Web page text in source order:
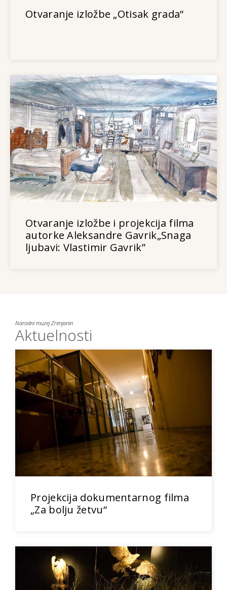
Otvaranje izložbe „Otisak grada“
Otvaranje izložbe i projekcija filma
autorke Aleksandre Gavrik„Snaga
ljubavi: Vlastimir Gavrik”
Narodni muzej Zrenjanin
Aktuelnosti
Projekcija dokumentarnog filma
„Za bolju žetvu“